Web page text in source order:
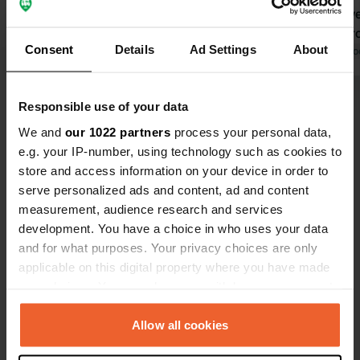
Consent Details Ad Settings About
Responsible use of your data
We and our 1022 partners process your personal data,
e.g. your IP-number, using technology such as cookies to
store and access information on your device in order to
serve personalized ads and content, ad and content
measurement, audience research and services
development. You have a choice in who uses your data
and for what purposes. Your privacy choices are only
applicable on this digital property where you have made
any time from the Cookie Declaration or by clicking on
the Privacy trigger icon.Allow all cookies
ed elettricità sono ottime. L'unico
inconveniente che ho riscontrato è
puliti abbastanza spesso. Tuttavia, le
strutture sono piuttosto nuove e
moderne. Il campeggio dispone di un
ristorante e di una piscina con una
vista magnifica.
Tradotto da GoogleMostra originale
cordiale;
53, che si
soleggiata
splendide
e un lago
campeggio
panetteria,
necessaria
Tradotto da
Visualizza tutte le 37 recensioni
Sei stato qui?
Contatto